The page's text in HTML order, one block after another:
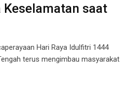
saat
Hari Raya Idulfitri 1444
terus mengimbau masyarakat